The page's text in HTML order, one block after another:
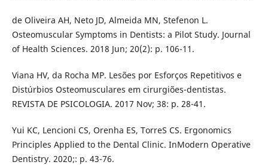
de Oliveira AH, Neto JD, Almeida MN, Stefenon L.
Osteomuscular Symptoms in Dentists: a Pilot Study. Journal
of Health Sciences. 2018 Jun; 20(2): p. 106-11.
Viana HV, da Rocha MP. Lesões por Esforços Repetitivos e
Distúrbios Osteomusculares em cirurgiões-dentistas.
REVISTA DE PSICOLOGIA. 2017 Nov; 38: p. 28-41.
Yui KC, Lencioni CS, Orenha ES, TorreS CS. Ergonomics
Principles Applied to the Dental Clinic. InModern Operative
Dentistry. 2020;: p. 43-76.